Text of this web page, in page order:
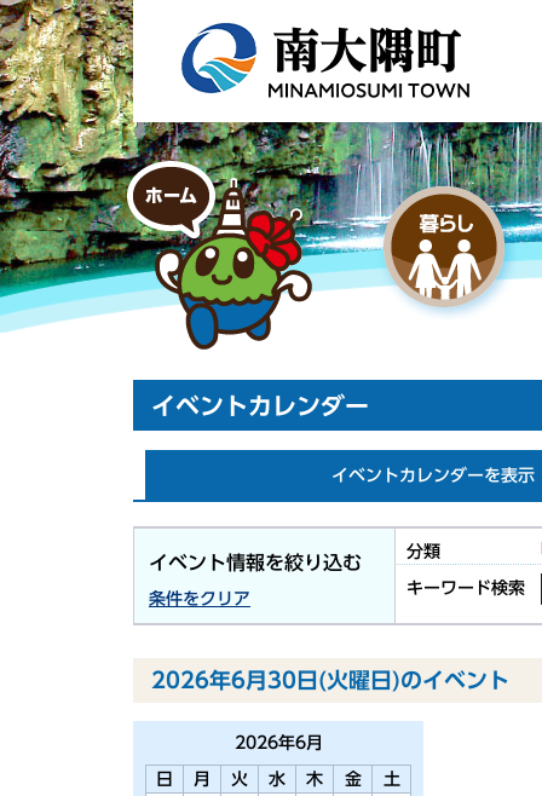
イベントカレンダー
イベントカレンダーを表示
イベント情報を絞り込む
条件をクリア
分類
キーワード検索
2026年6月30日(火曜日)のイベント
2026年6月
日 月 火 水 木 金
土